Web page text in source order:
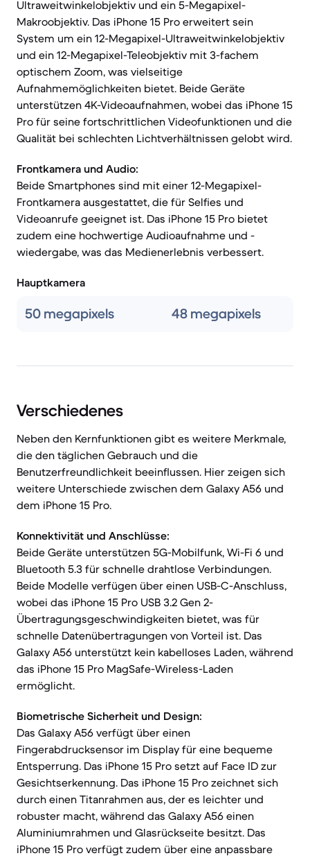
Ultraweitwinkelobjektiv und ein 5-Megapixel-
Makroobjektiv. Das iPhone 15 Pro erweitert sein
System um ein 12-Megapixel-Ultraweitwinkelobjektiv
und ein 12-Megapixel-Teleobjektiv mit 3-fachem
optischem Zoom, was vielseitige
Aufnahmemöglichkeiten bietet. Beide Geräte
unterstützen 4K-Videoaufnahmen, wobei das iPhone 15
Pro für seine fortschrittlichen Videofunktionen und die
Qualität bei schlechten Lichtverhältnissen gelobt wird.
Frontkamera und Audio:
Beide Smartphones sind mit einer 12-Megapixel-
Frontkamera ausgestattet, die für Selfies und
Videoanrufe geeignet ist. Das iPhone 15 Pro bietet
zudem eine hochwertige Audioaufnahme und -
wiedergabe, was das Medienerlebnis verbessert.
Hauptkamera
50 megapixels 48 megapixels
Verschiedenes
Neben den Kernfunktionen gibt es weitere Merkmale,
die den täglichen Gebrauch und die
Benutzerfreundlichkeit beeinflussen. Hier zeigen sich
weitere Unterschiede zwischen dem Galaxy A56 und
dem iPhone 15 Pro.
Konnektivität und Anschlüsse:
Beide Geräte unterstützen 5G-Mobilfunk, Wi-Fi 6 und
Bluetooth 5.3 für schnelle drahtlose Verbindungen.
Beide Modelle verfügen über einen USB-C-Anschluss,
wobei das iPhone 15 Pro USB 3.2 Gen 2-
Übertragungsgeschwindigkeiten bietet, was für
schnelle Datenübertragungen von Vorteil ist. Das
Galaxy A56 unterstützt kein kabelloses Laden, während
das iPhone 15 Pro MagSafe-Wireless-Laden
ermöglicht.
Biometrische Sicherheit und Design:
Das Galaxy A56 verfügt über einen
Fingerabdrucksensor im Display für eine bequeme
Entsperrung. Das iPhone 15 Pro setzt auf Face ID zur
Gesichtserkennung. Das iPhone 15 Pro zeichnet sich
durch einen Titanrahmen aus, der es leichter und
robuster macht, während das Galaxy A56 einen
Aluminiumrahmen und Glasrückseite besitzt. Das
iPhone 15 Pro verfügt zudem über eine anpassbare